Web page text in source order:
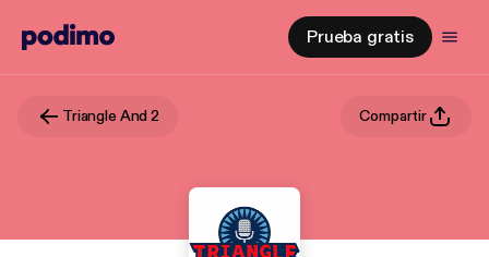
Prueba gratis
Triangle And 2 Compartir